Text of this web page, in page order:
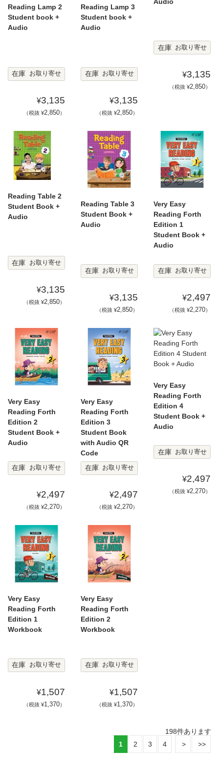
Reading Lamp 2
Student book +
Audio
在庫 お取り寄せ
¥3,135
（税抜 ¥2,850）
Reading Lamp 3
Student book +
Audio
在庫 お取り寄せ
¥3,135
（税抜 ¥2,850）
在庫 お取り寄せ
¥3,135
（税抜 ¥2,850）
Reading Table 2
Student Book +
Audio
在庫 お取り寄せ
¥3,135
（税抜 ¥2,850）
Reading Table 3
Student Book +
Audio
在庫 お取り寄せ
¥3,135
（税抜 ¥2,850）
Very Easy
Reading Forth
Edition 1
Student Book +
Audio
在庫 お取り寄せ
¥2,497
（税抜 ¥2,270）
Very Easy
Reading Forth
Edition 2
Student Book +
Audio
在庫 お取り寄せ
¥2,497
（税抜 ¥2,270）
Very Easy
Reading Forth
Edition 3
Student Book
with Audio QR
Code
在庫
お取り寄せ
¥2,497
（税抜 ¥2,270）
Very Easy
Reading Forth
Edition 4
Student Book +
Audio
在庫 お取り寄せ
¥2,497
（税抜 ¥2,270）
Very Easy
Reading Forth
Edition 1
Workbook
在庫 お取り寄せ
¥1,507
（税抜 ¥1,370）
Very Easy
Reading Forth
Edition 2
Workbook
在庫 お取り寄せ
¥1,507
（税抜 ¥1,370）
198件あります
1
2 3 4